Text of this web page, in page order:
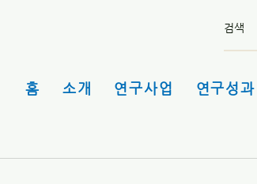
홈 소개 연구사업 연구성